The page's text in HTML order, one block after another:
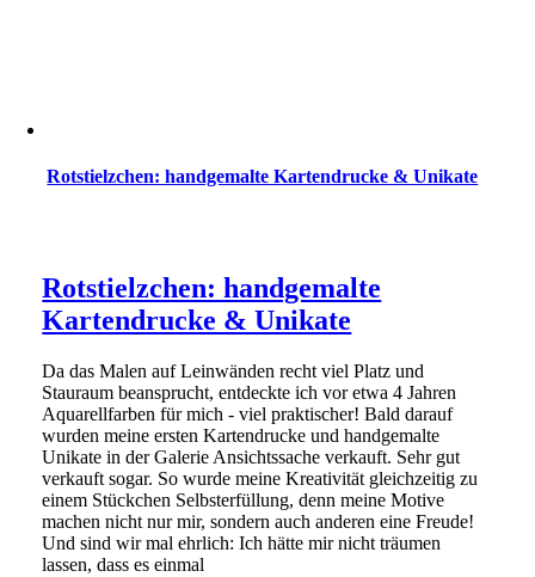
Rotstielzchen: handgemalte Kartendrucke & Unikate
Rotstielzchen: handgemalte
Kartendrucke & Unikate
Da das Malen auf Leinwänden recht viel Platz und
Stauraum beansprucht, entdeckte ich vor etwa 4 Jahren
Aquarellfarben für mich - viel praktischer! Bald darauf
wurden meine ersten Kartendrucke und handgemalte
Unikate in der Galerie Ansichtssache verkauft. Sehr gut
verkauft sogar. So wurde meine Kreativität gleichzeitig zu
einem Stückchen Selbsterfüllung, denn meine Motive
machen nicht nur mir, sondern auch anderen eine Freude!
Und sind wir mal ehrlich: Ich hätte mir nicht träumen
lassen, dass es einmal